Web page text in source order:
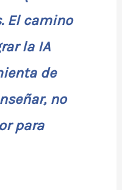
El camino
la IA
de
no
para